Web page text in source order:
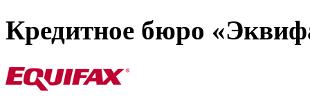
Кредитное бюро